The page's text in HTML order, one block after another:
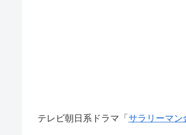
テレビ朝日系ドラマ「 サラリーマン